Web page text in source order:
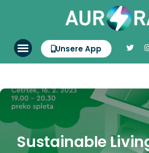
Unsere App
Sustainable